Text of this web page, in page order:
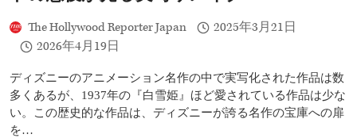
な
ら
効
的
ア
ク
The Hollywood Reporter Japan
2025年3月21日
2026年4月19日
ディズニーのアニメーション名作の中で実写化された作品は数
多くあるが、1937年の『白雪姫』ほど愛されている作品は少な
い。この歴史的な作品は、ディズニーが誇る名作の宝庫への扉
を…